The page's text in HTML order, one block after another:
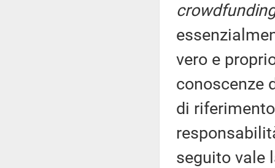
vero e
conoscenze
di
seguito vale